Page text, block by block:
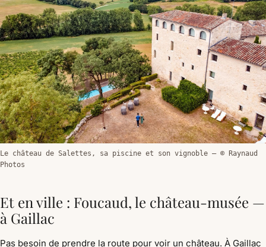
Le château de Salettes, sa piscine et son vignoble — © Raynaud
Photos
Et en ville : Foucaud, le château-musée —
à Gaillac
Pas besoin de prendre la route pour voir un château. À Gaillac